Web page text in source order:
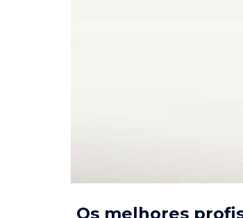
Os melhores